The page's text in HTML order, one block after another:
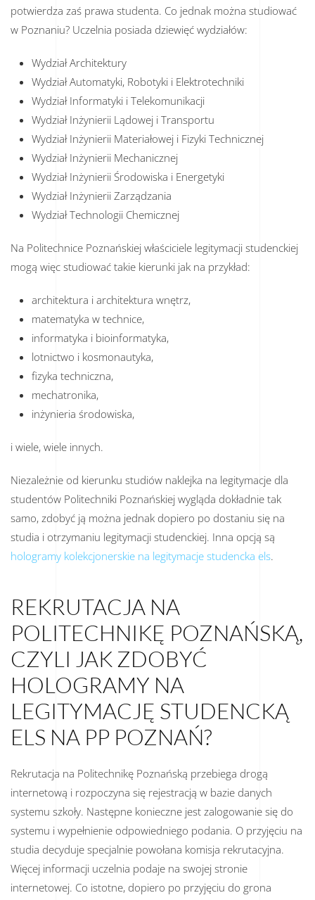
potwierdza zaś prawa studenta. Co jednak można studiować
w Poznaniu? Uczelnia posiada dziewięć wydziałów:
Wydział Architektury
Wydział Automatyki, Robotyki i Elektrotechniki
Wydział Informatyki i Telekomunikacji
Wydział Inżynierii Lądowej i Transportu
Wydział Inżynierii Materiałowej i Fizyki Technicznej
Wydział Inżynierii Mechanicznej
Wydział Inżynierii Środowiska i Energetyki
Wydział Inżynierii Zarządzania
Wydział Technologii Chemicznej
Na Politechnice Poznańskiej właściciele legitymacji studenckiej
mogą więc studiować takie kierunki jak na przykład:
architektura i architektura wnętrz,
matematyka w technice,
informatyka i bioinformatyka,
lotnictwo i kosmonautyka,
fizyka techniczna,
mechatronika,
inżynieria środowiska,
i wiele, wiele innych.
Niezależnie od kierunku studiów naklejka na legitymacje dla
studentów Politechniki Poznańskiej wygląda dokładnie tak
samo, zdobyć ją można jednak dopiero po dostaniu się na
studia i otrzymaniu legitymacji studenckiej. Inna opcją są
hologramy kolekcjonerskie na legitymacje studencka els.
REKRUTACJA NA
POLITECHNIKĘ POZNAŃSKĄ,
CZYLI JAK ZDOBYĆ
HOLOGRAMY NA
LEGITYMACJĘ STUDENCKĄ
ELS NA PP POZNAŃ?
Rekrutacja na Politechnikę Poznańską przebiega drogą
internetową i rozpoczyna się rejestracją w bazie danych
systemu szkoły. Następne konieczne jest zalogowanie się do
systemu i wypełnienie odpowiedniego podania. O przyjęciu na
studia decyduje specjalnie powołana komisja rekrutacyjna.
Więcej informacji uczelnia podaje na swojej stronie
internetowej. Co istotne, dopiero po przyjęciu do grona